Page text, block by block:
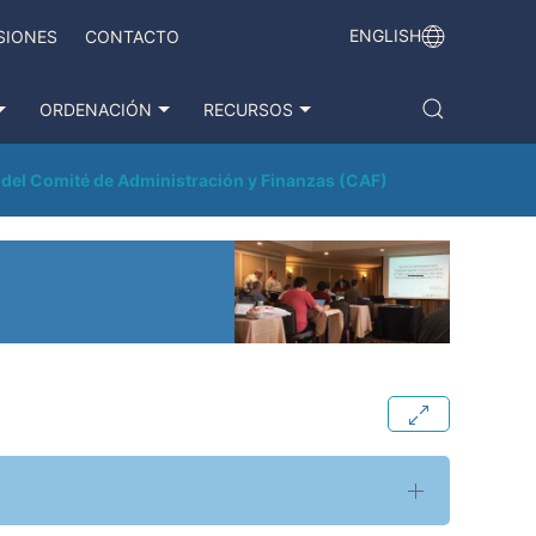
CONTACTO ENGLISH
ORDENACIÓN RECURSOS
Comité de Administración y Finanzas (CAF)